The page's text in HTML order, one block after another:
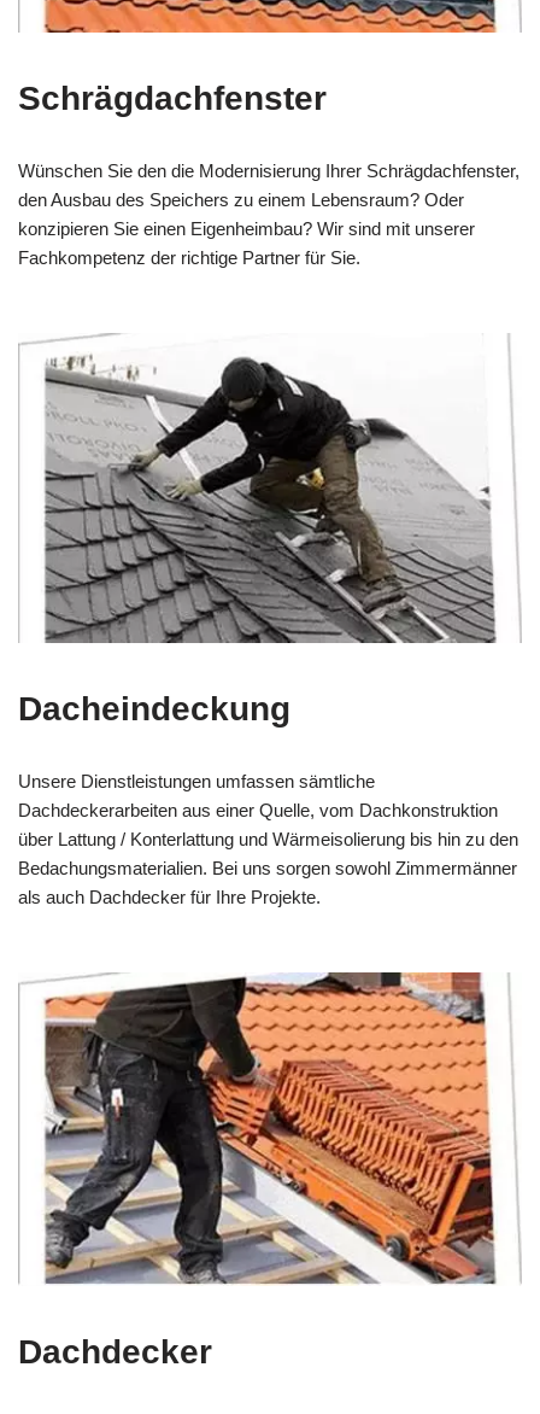
Schrägdachfenster
Wünschen Sie den die Modernisierung Ihrer Schrägdachfenster,
den Ausbau des Speichers zu einem Lebensraum? Oder
konzipieren Sie einen Eigenheimbau? Wir sind mit unserer
Fachkompetenz der richtige Partner für Sie.
Dacheindeckung
Unsere Dienstleistungen umfassen sämtliche
Dachdeckerarbeiten aus einer Quelle, vom Dachkonstruktion
über Lattung / Konterlattung und Wärmeisolierung bis hin zu den
Bedachungsmaterialien. Bei uns sorgen sowohl Zimmermänner
als auch Dachdecker für Ihre Projekte.
Dachdecker